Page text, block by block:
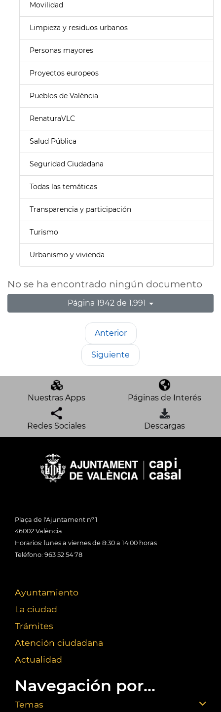
Movilidad
Limpieza y residuos urbanos
Personas mayores
Proyectos europeos
Pueblos de València
RenaturaVLC
Salud Pública
Seguridad Ciudadana
Todas las temáticas
Transparencia y participación
Turismo
Urbanismo y vivienda
No se ha encontrado ningún documento
Página 1942 de 1.991
Anterior
Siguiente
Nuestras Apps Páginas de Interés
Redes Sociales Descargas
Plaça de l'Ajuntament nº 1
46002 València
Horarios: lunes a viernes de 8:30 a 14:00 horas
Teléfono: 963 52 54 78
Ayuntamiento
La ciudad
Trámites
Atención ciudadana
Actualidad
Navegación por...
Temas